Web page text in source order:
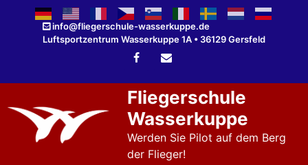
springen
info@fliegerschule-wasserkuppe.de
Luftsportzentrum Wasserkuppe 1A • 36129 Gersfeld
Fliegerschule
Wasserkuppe
Werden Sie Pilot auf dem Berg
der Flieger!